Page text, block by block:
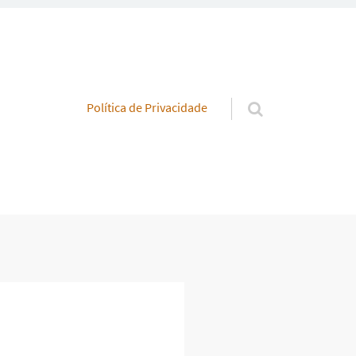
Pular para o conteúdo
Política de Privacidade